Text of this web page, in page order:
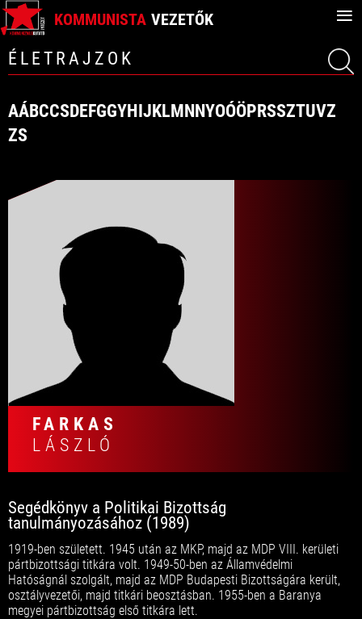
KOMMUNISTA VEZETŐK ≡
ÉLETRAJZOK
AÁBCCSDEFGGYHIJKLMNNYOÓÖPRSSZTUVZ
ZS
FARKAS
LÁSZLÓ
Segédkönyv a Politikai Bizottság
tanulmányozásához (1989)
1919-ben született. 1945 után az MKP, majd az MDP VIII. kerületi
pártbizottsági titkára volt. 1949-50-ben az Államvédelmi
Hatóságnál szolgált, majd az MDP Budapesti Bizottságára került,
osztályvezetői, majd titkári beosztásban. 1955-ben a Baranya
megyei pártbizottság első titkára lett.